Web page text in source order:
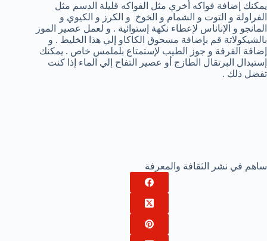
يمكنك إضافة فواكه أخري مثل الفواكه قليلة الدسم مثل
الفراولة و التوت و الشمام و الخوخ و الكرز و الكيوي و
المانجو و الإناناس لإعطاء نكهة إستوائية . و لعمل عصير الموز
بالشيكولاتة قم بإضافة مسحوق الكاكاو إلي هذا الخليط . و
إضافة القرفة و جوز الطيب لإستمتاع بلملمس خاص . يمكنك
إستبدال البرتقال الطازج أو عصير التفاح إلي الماء إذا كنت
تفضل ذلك .
ساهم في نشر الثقافة والمعرفة